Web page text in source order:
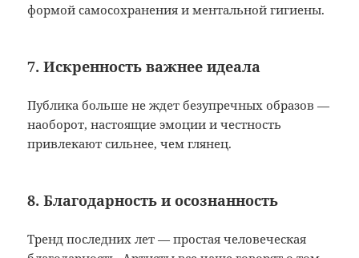
формой самосохранения и ментальной гигиены.
7. Искренность важнее идеала
Публика больше не ждет безупречных образов —
наоборот, настоящие эмоции и честность
привлекают сильнее, чем глянец.
8. Благодарность и осознанность
Тренд последних лет — простая человеческая